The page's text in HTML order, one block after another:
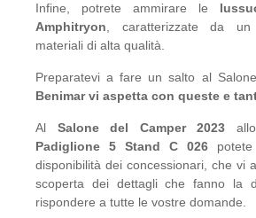
Infine, potrete ammirare le
Amphitryon , caratterizzate da
materiali di alta qualità.
Preparatevi a fare un salto al
Benimar vi aspetta con queste e
Al Salone del Camper 2023
Padiglione 5 Stand C 026
disponibilità dei concessionari, che vi
scoperta dei dettagli che fanno la
rispondere a tutte le vostre domande.